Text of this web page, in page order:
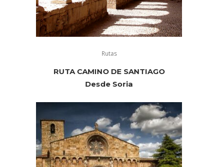
Rutas
RUTA CAMINO DE SANTIAGO
Desde Soria